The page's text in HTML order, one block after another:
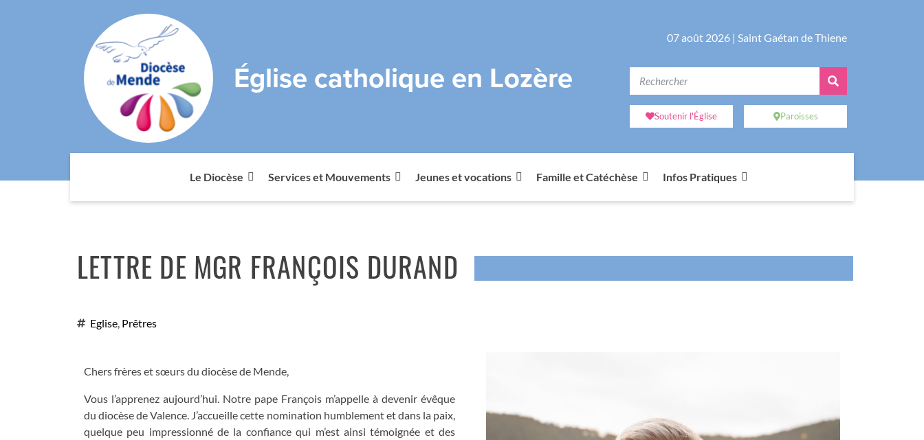
Église catholique en Lozère
07 août 2026 | Saint Gaétan de Thiene
Soutenir l'Église Paroisses
Le Diocèse Services et Mouvements Jeunes et vocations Famille et Catéchèse Infos Pratiques
LETTRE DE MGR FRANÇOIS DURAND
Eglise, Prêtres
Chers frères et sœurs du diocèse de Mende,
Vous l’apprenez aujourd’hui. Notre pape François m’appelle à devenir évêque
du diocèse de Valence. J’accueille cette nomination humblement et dans la paix,
quelque peu impressionné de la confiance qui m’est ainsi témoignée et des